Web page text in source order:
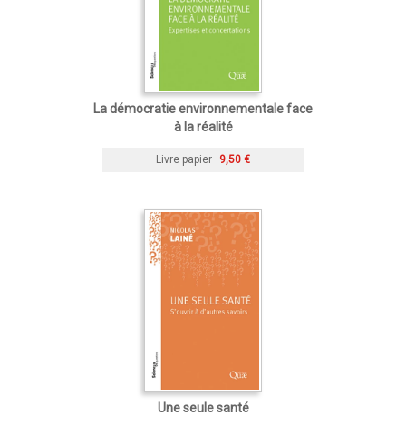
La démocratie environnementale face
à la réalité
Livre papier 9,50 €
Une seule santé